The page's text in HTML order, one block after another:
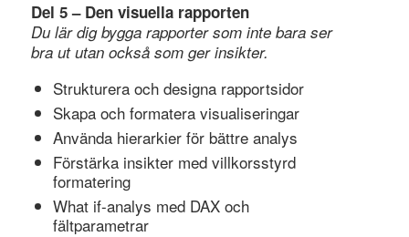
Del 5 – Den visuella rapporten
Du lär dig bygga rapporter som inte bara ser
bra ut utan också som ger insikter.
Strukturera och designa rapportsidor
Skapa och formatera visualiseringar
Använda hierarkier för bättre analys
Förstärka insikter med villkorsstyrd
formatering
What if-analys med DAX och
fältparametrar